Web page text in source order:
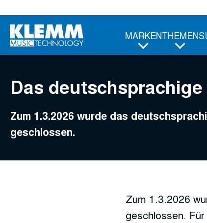
Hauptinhalt
MARKENTHEMEN
Das
Zum 1.3.2026 wurde das
geschlossen.
Zum 1.3.2026
geschlossen.